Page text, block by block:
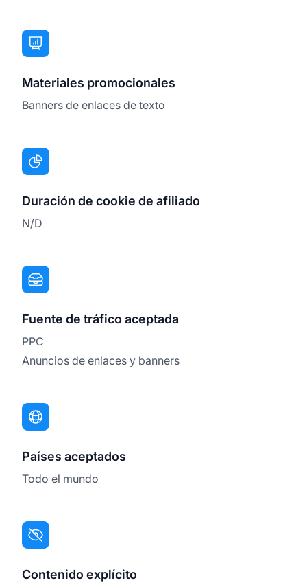
Materiales promocionales
Banners de enlaces de texto
Duración de cookie de afiliado
N/D
Fuente de tráfico aceptada
PPC
Anuncios de enlaces y banners
Países aceptados
Todo el mundo
Contenido explícito